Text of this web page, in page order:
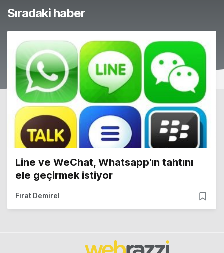
Sıradaki haber
Line ve WeChat, Whatsapp'ın tahtını
ele geçirmek istiyor
Fırat Demirel